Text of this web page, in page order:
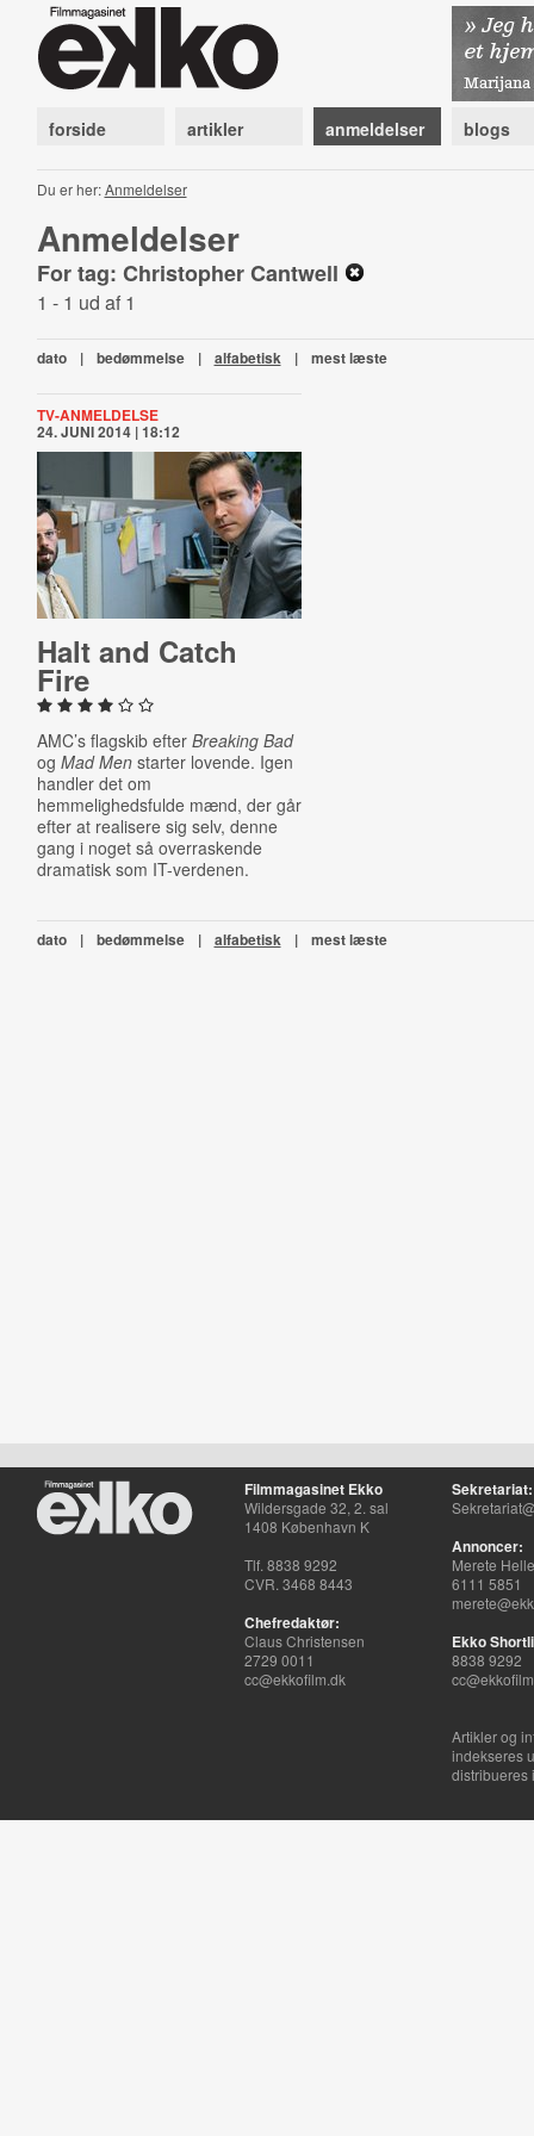
forside artikler anmeldelser blogs
Du er her:Anmeldelser
Anmeldelser
For tag: Christopher Cantwell
1 - 1 ud af 1
dato | bedømmelse | alfabetisk | mest læste
TV-ANMELDELSE
24. JUNI 2014 | 18:12
Halt and Catch
Fire
AMC’s flagskib efter Breaking Bad
og Mad Men starter lovende. Igen
handler det om
hemmelighedsfulde mænd, der går
efter at realisere sig selv, denne
gang i noget så overraskende
dramatisk som IT-verdenen.
dato | bedømmelse | alfabetisk | mest læste
Filmmagasinet Ekko
Wildersgade 32, 2. sal
1408 København K
Tlf. 8838 9292
CVR. 3468 8443
Chefredaktør:
Claus Christensen
2729 0011
cc@ekkofilm.dk
Sekretariat:
Annoncer:
Merete
6111 5851
Ekko
8838 9292
Artikler og
indekseres
distribueres